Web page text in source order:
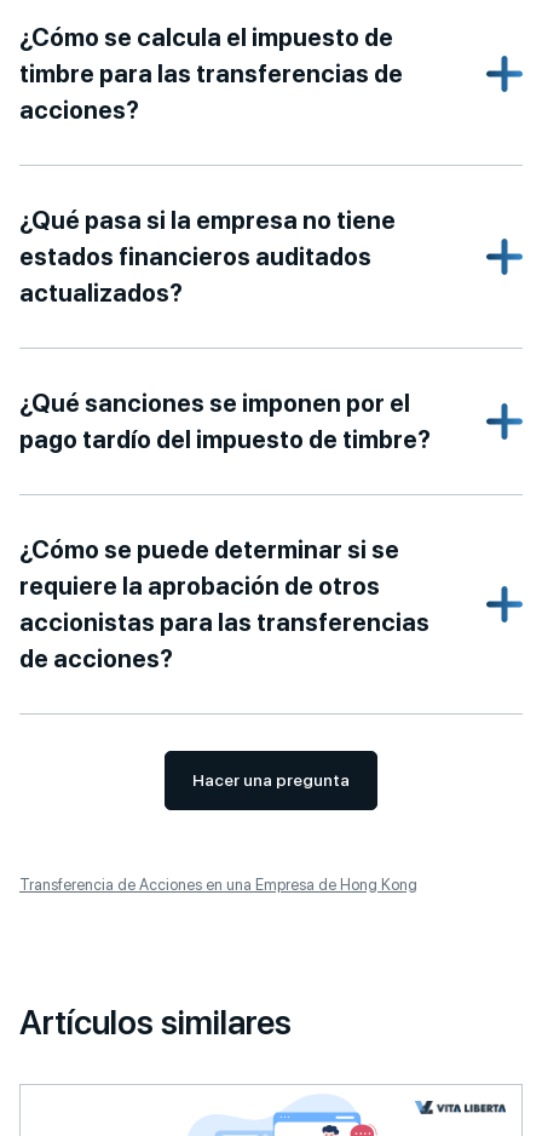
¿Cómo se calcula el impuesto de
timbre para las transferencias de
acciones?
¿Qué pasa si la empresa no tiene
estados financieros auditados
actualizados?
¿Qué sanciones se imponen por el
pago tardío del impuesto de timbre?
¿Cómo se puede determinar si se
requiere la aprobación de otros
accionistas para las transferencias
de acciones?
Hacer una pregunta
Transferencia de Acciones en una Empresa de Hong Kong
Artículos similares